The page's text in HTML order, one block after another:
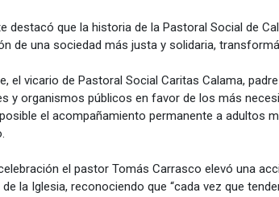
destacó que la historia de la Pastoral Social de
de una sociedad más justa y solidaria,
el vicario de Pastoral Social Caritas Calama,
y organismos públicos en favor de los más
el acompañamiento permanente a adultos
el pastor Tomás Carrasco elevó una
la Iglesia, reconociendo que “cada vez que